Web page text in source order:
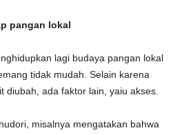
pangan lokal
lagi budaya pangan lokal
tidak mudah. Selain karena
diubah, ada faktor lain, yaiu akses.
misalnya mengatakan bahwa